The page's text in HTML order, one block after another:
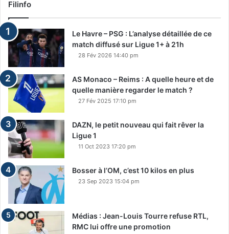
Filinfo
Le Havre – PSG : L’analyse détaillée de ce
match diffusé sur Ligue 1+ à 21h
28 Fév 2026 14:40 pm
AS Monaco – Reims : A quelle heure et de
quelle manière regarder le match ?
27 Fév 2025 17:10 pm
DAZN, le petit nouveau qui fait rêver la
Ligue 1
11 Oct 2023 17:20 pm
Bosser à l’OM, c’est 10 kilos en plus
23 Sep 2023 15:04 pm
Médias : Jean-Louis Tourre refuse RTL,
RMC lui offre une promotion